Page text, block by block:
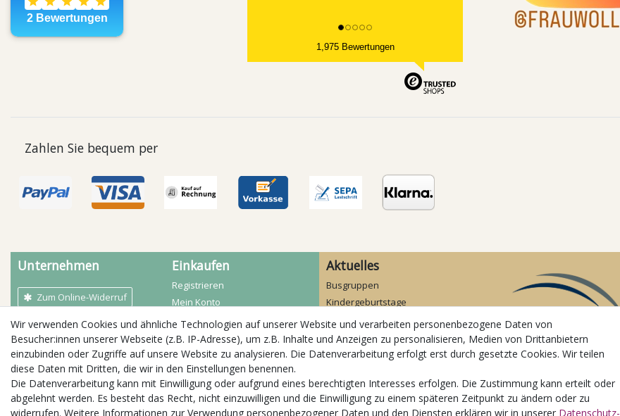
1,975 Bewertungen
Zahlen Sie bequem per
Unternehmen
Zum Online-Widerruf
AGB
Kontakt
Impressum
Widerrufs­recht
Daten­schutz­erklärung
Jobs / Stellenangebote
Einkaufen
Registrieren
Mein Konto
Mein Warenkorb
Zahlarten
Versandbedingungen
Öffnungszeiten
Aktuelles
Busgruppen
Kindergeburtstage
Kindergartenausflug
Schulklassenausflug
Zwillingsrabatt
Wir verwenden Cookies und ähnliche Technologien auf unserer Website und verarbeiten personenbezogene Daten von
Besucher:innen unserer Webseite (z.B. IP-Adresse), um z.B. Inhalte und Anzeigen zu personalisieren, Medien von Drittanbietern
einzubinden oder Zugriffe auf unsere Website zu analysieren. Die Datenverarbeitung erfolgt erst durch gesetzte Cookies. Wir teilen
diese Daten mit Dritten, die wir in den Einstellungen benennen.
Die Datenverarbeitung kann mit Einwilligung oder aufgrund eines berechtigten Interesses erfolgen. Die Zustimmung kann erteilt oder
abgelehnt werden. Es besteht das Recht, nicht einzuwilligen und die Einwilligung zu einem späteren Zeitpunkt zu ändern oder zu
widerrufen. Weitere Informationen zur Verwendung personenbezogener Daten und den Diensten erklären wir in unserer Daten­schutz­